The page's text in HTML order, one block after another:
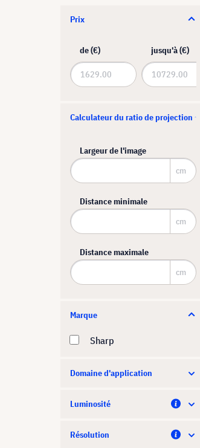
Prix
de (€) jusqu'à (€)
Calculateur du ratio de projection
Largeur de l'image
cm
Distance minimale
cm
Distance maximale
cm
Marque
Sharp
Domaine d'application
Luminosité
Résolution